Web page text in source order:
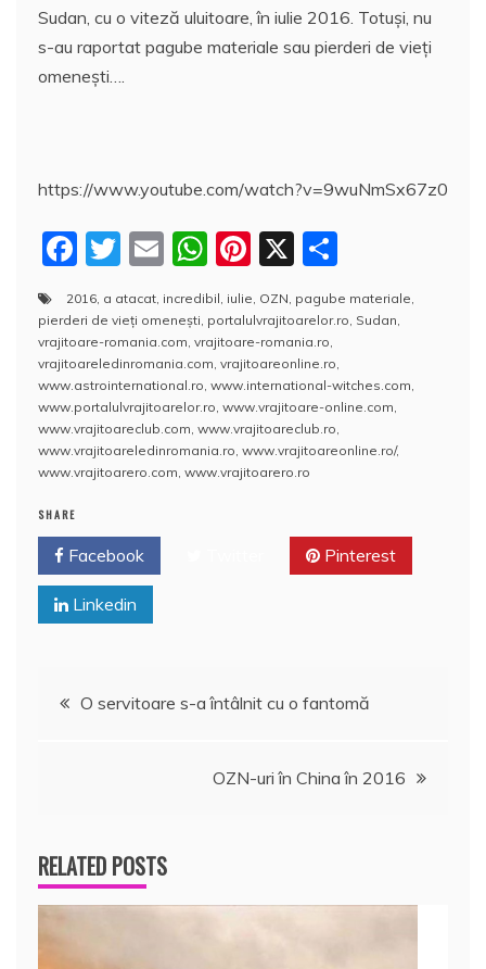
Sudan, cu o viteză uluitoare, în iulie 2016. Totuşi, nu
s-au raportat pagube materiale sau pierderi de vieţi
omeneşti….
https://www.youtube.com/watch?v=9wuNmSx67z0
F
a
c
e
b
o
o
k
T
w
itt
er
E
m
ai
l
W
h
at
s
A
p
p
Pi
nt
er
e
st
X
rt
e
a
z
2016 a atacat incredibil iulie OZN pagube materiale
pierderi de vieţi omeneşti portalulvrajitoarelor.ro Sudan
vrajitoare-romania.com vrajitoare-romania.ro
vrajitoareledinromania.com vrajitoareonline.ro
www.astrointernational.ro www.international-witches.com
www.portalulvrajitoarelor.ro www.vrajitoare-online.com
www.vrajitoareclub.com www.vrajitoareclub.ro
www.vrajitoareledinromania.ro www.vrajitoareonline.ro/,
www.vrajitoarero.com www.vrajitoarero.ro
SHARE
Facebook Pinterest
Linkedin
Navigare
O servitoare s-a întâlnit cu o fantomă
OZN-uri în China în 2016
RELATED POSTS